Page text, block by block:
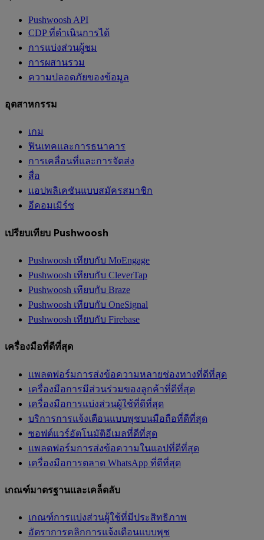
Pushwoosh API
CDP ที่ดำเนินการได้
การแบ่งส่วนผู้ชม
การผสานรวม
ความปลอดภัยของข้อมูล
อุตสาหกรรม
เกม
ฟินเทคและการธนาคาร
การเคลื่อนที่และการจัดส่ง
สื่อ
แอปพลิเคชันแบบสมัครสมาชิก
อีคอมเมิร์ซ
เปรียบเทียบ Pushwoosh
Pushwoosh เทียบกับ MoEngage
Pushwoosh เทียบกับ CleverTap
Pushwoosh เทียบกับ Braze
Pushwoosh เทียบกับ OneSignal
Pushwoosh เทียบกับ Firebase
เครื่องมือที่ดีที่สุด
แพลตฟอร์มการส่งข้อความหลายช่องทางที่ดีที่สุด
เครื่องมือการมีส่วนร่วมของลูกค้าที่ดีที่สุด
เครื่องมือการแบ่งส่วนผู้ใช้ที่ดีที่สุด
บริการการแจ้งเตือนแบบพุชบนมือถือที่ดีที่สุด
ซอฟต์แวร์อัตโนมัติอีเมลที่ดีที่สุด
แพลตฟอร์มการส่งข้อความในแอปที่ดีที่สุด
เครื่องมือการตลาด WhatsApp ที่ดีที่สุด
เกณฑ์มาตรฐานและเคล็ดลับ
เกณฑ์การแบ่งส่วนผู้ใช้ที่มีประสิทธิภาพ
อัตราการคลิกการแจ้งเตือนแบบพุช